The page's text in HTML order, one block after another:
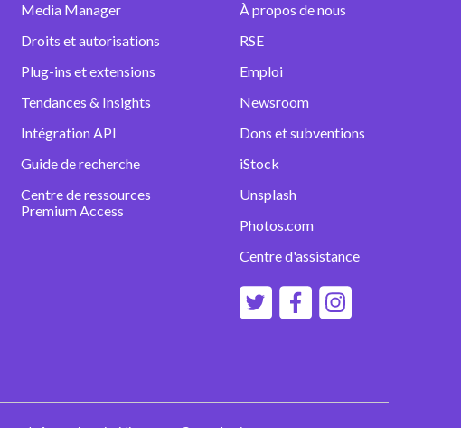
Media Manager
Droits et autorisations
Plug-ins et extensions
Tendances & Insights
Intégration API
Guide de recherche
Centre de ressources
Premium Access
À propos de nous
RSE
Emploi
Newsroom
Dons et subventions
iStock
Unsplash
Photos.com
Centre d'assistance